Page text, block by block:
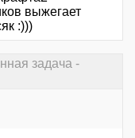
выжегает
:)))
задача -